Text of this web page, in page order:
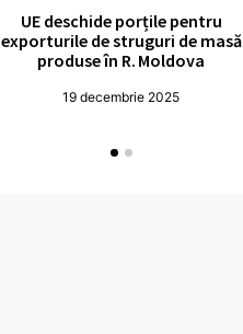
UE deschide porțile pentru
exporturile de struguri de masă
produse în R. Moldova
19 decembrie 2025